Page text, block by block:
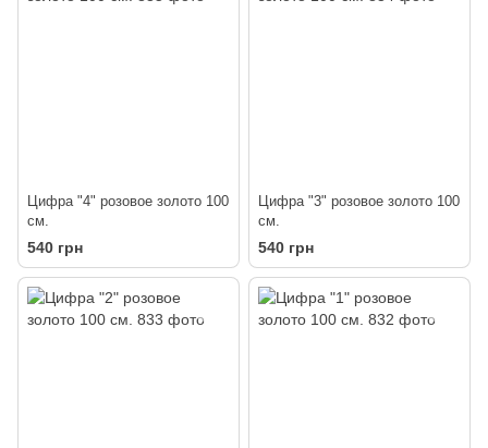
Цифра "4" розовое золото 100
см.
540 грн
Цифра "3" розовое золото 100
см.
540 грн